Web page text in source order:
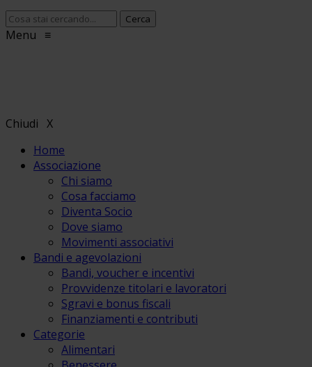
Menu ≡
Chiudi X
Home
Associazione
Chi siamo
Cosa facciamo
Diventa Socio
Dove siamo
Movimenti associativi
Bandi e agevolazioni
Bandi, voucher e incentivi
Provvidenze titolari e lavoratori
Sgravi e bonus fiscali
Finanziamenti e contributi
Categorie
Alimentari